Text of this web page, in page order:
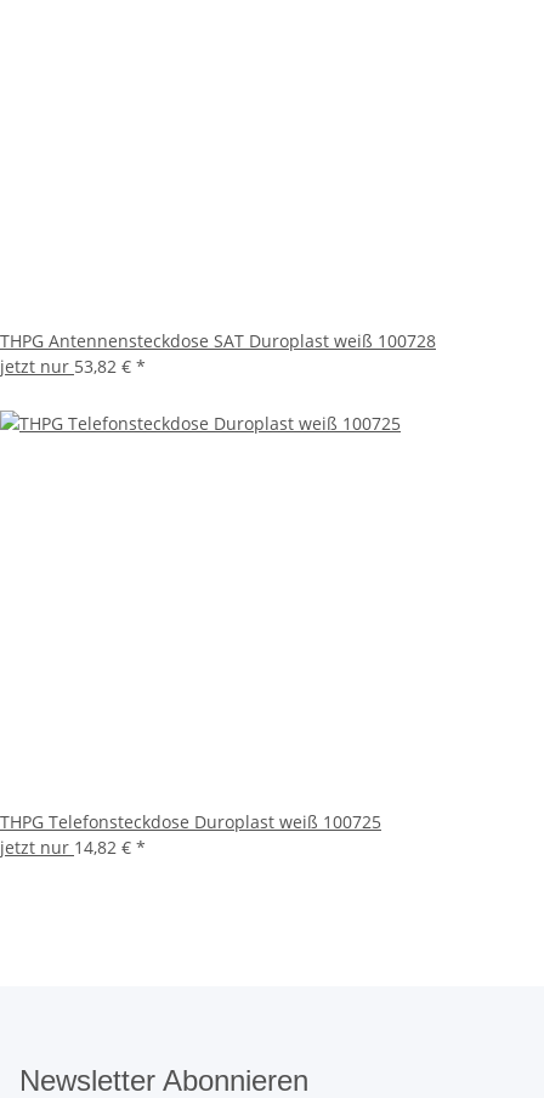
THPG Antennensteckdose SAT Duroplast weiß 100728
jetzt nur 53,82 € *
THPG Telefonsteckdose Duroplast weiß 100725
jetzt nur 14,82 € *
Newsletter Abonnieren